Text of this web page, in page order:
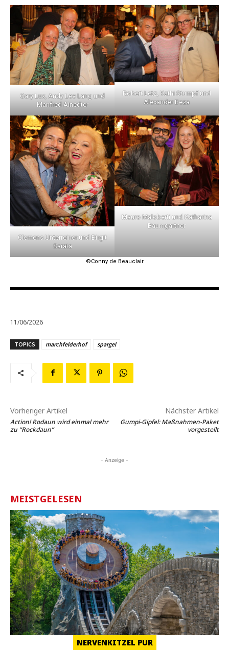
Gary Lux, Andy Lee Lang und
Manfred Ainedter
Robert Letz, Kathi Stumpf und
Alexander Beza
Clemens Unterreiner und Birgit
Sarata
Mauro Maloberti und Katharina
Baumgartner
©Conny de Beauclair
11/06/2026
TOPICS marchfelderhof spargel
Vorheriger Artikel
Action! Rodaun wird einmal mehr
zu “Rockdaun”
Nächster Artikel
Gumpi-Gipfel: Maßnahmen-Paket
vorgestellt
- Anzeige -
MEISTGELESEN
NERVENKITZEL PUR